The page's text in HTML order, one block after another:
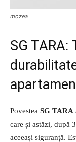
mozea
SG TARA:
Povestea SG TARA
care și astăzi, după
aceeași siguranță.